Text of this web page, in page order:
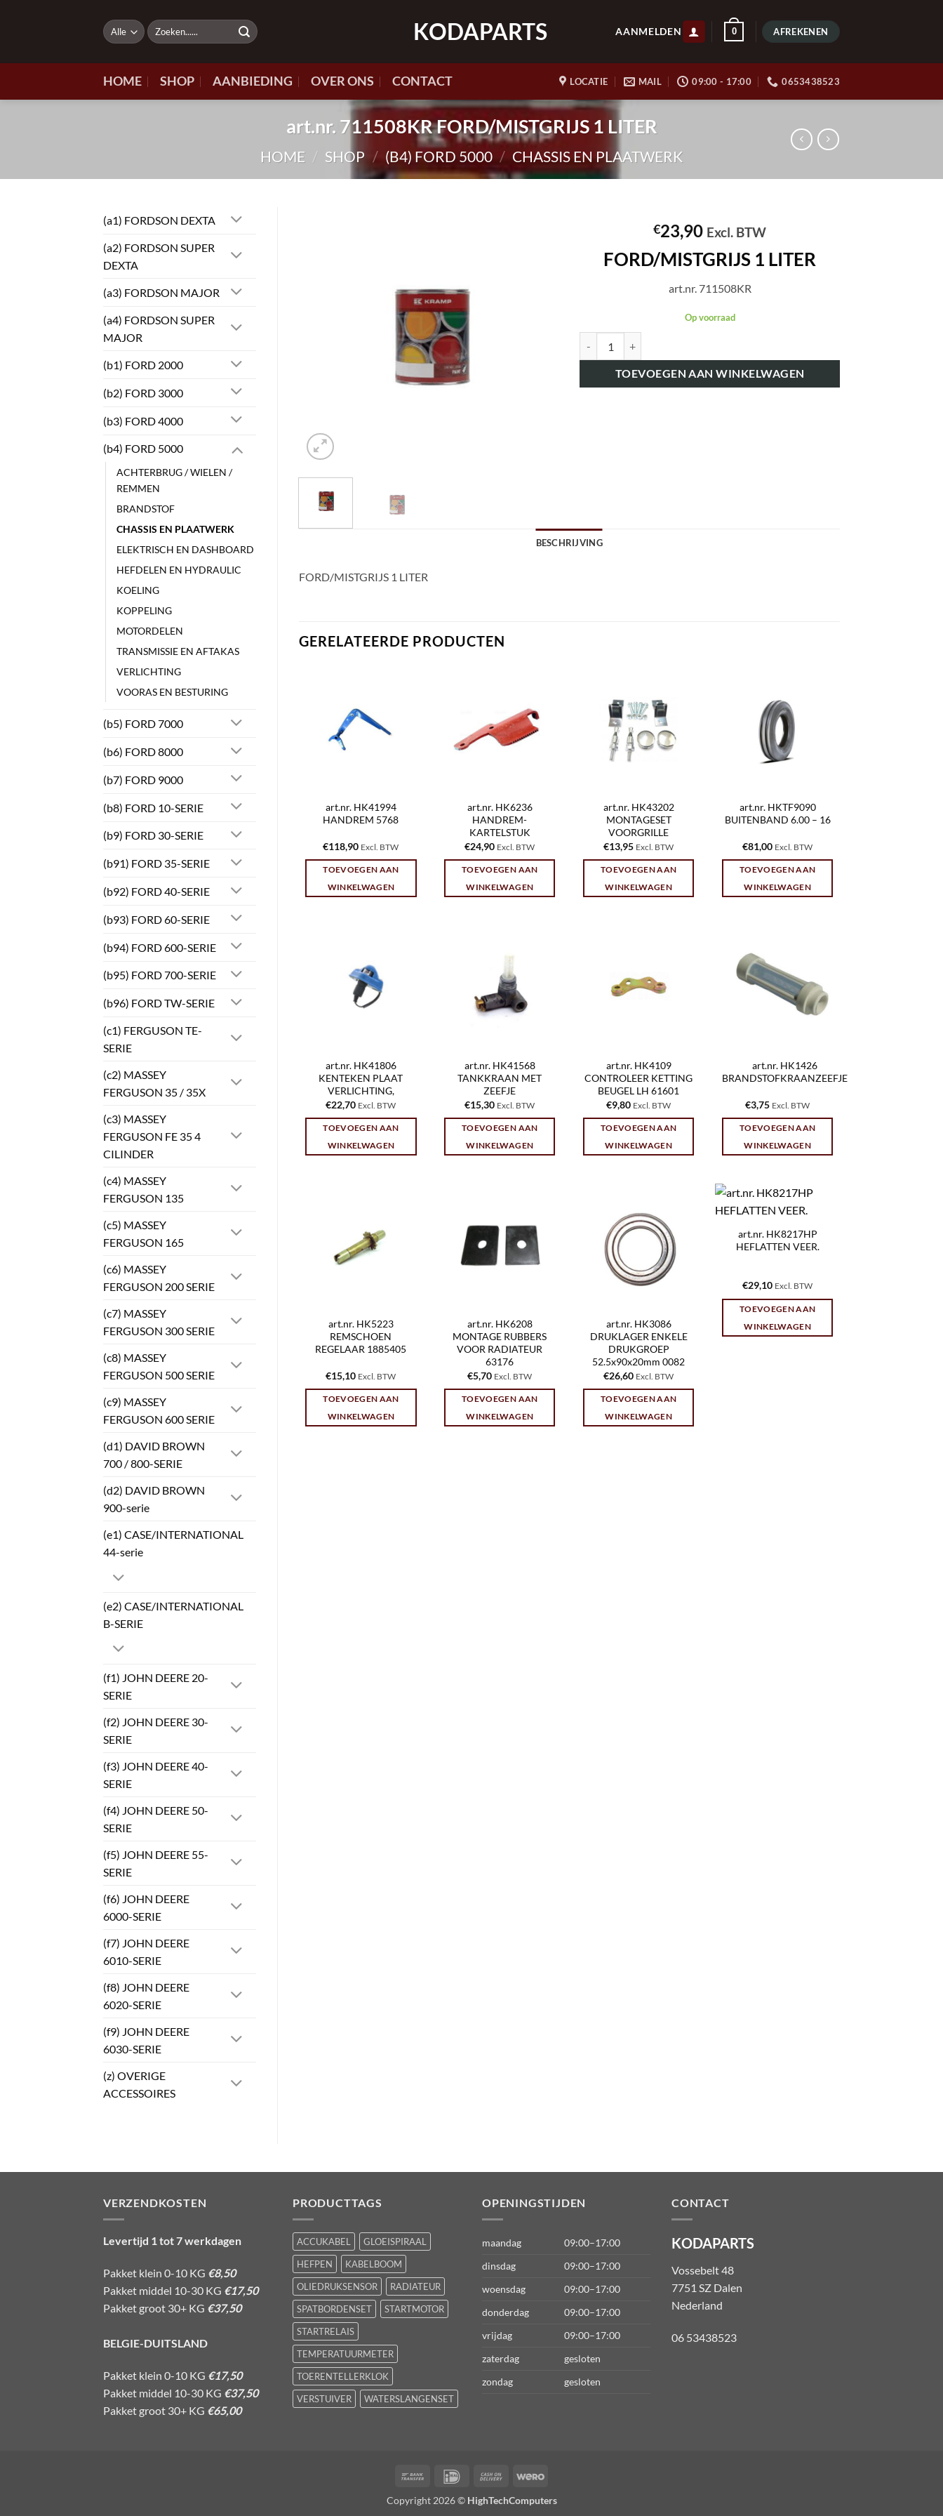
KODAPARTS
Zoeken
naar:
AANMELDEN 0 AFREKENEN
HOME SHOP AANBIEDING OVER ONS CONTACT LOCATIE MAIL 09:00 - 17:00 0653438523
art.nr. 711508KR FORD/MISTGRIJS 1 LITER
HOME / SHOP / (B4) FORD 5000 / CHASSIS EN PLAATWERK
(a1) FORDSON DEXTA
(a2) FORDSON SUPER
DEXTA
(a3) FORDSON MAJOR
(a4) FORDSON SUPER
MAJOR
(b1) FORD 2000
(b2) FORD 3000
(b3) FORD 4000
(b4) FORD 5000
ACHTERBRUG / WIELEN /
REMMEN
BRANDSTOF
CHASSIS EN PLAATWERK
ELEKTRISCH EN DASHBOARD
HEFDELEN EN HYDRAULIC
KOELING
KOPPELING
MOTORDELEN
TRANSMISSIE EN AFTAKAS
VERLICHTING
VOORAS EN BESTURING
(b5) FORD 7000
(b6) FORD 8000
(b7) FORD 9000
(b8) FORD 10-SERIE
(b9) FORD 30-SERIE
(b91) FORD 35-SERIE
(b92) FORD 40-SERIE
(b93) FORD 60-SERIE
(b94) FORD 600-SERIE
(b95) FORD 700-SERIE
(b96) FORD TW-SERIE
(c1) FERGUSON TE-
SERIE
(c2) MASSEY
FERGUSON 35 / 35X
(c3) MASSEY
FERGUSON FE 35 4
CILINDER
(c4) MASSEY
FERGUSON 135
(c5) MASSEY
FERGUSON 165
(c6) MASSEY
FERGUSON 200 SERIE
(c7) MASSEY
FERGUSON 300 SERIE
(c8) MASSEY
FERGUSON 500 SERIE
(c9) MASSEY
FERGUSON 600 SERIE
(d1) DAVID BROWN
700 / 800-SERIE
(d2) DAVID BROWN
900-serie
(e1) CASE/INTERNATIONAL
44-serie
(e2) CASE/INTERNATIONAL
B-SERIE
(f1) JOHN DEERE 20-
SERIE
(f2) JOHN DEERE 30-
SERIE
(f3) JOHN DEERE 40-
SERIE
(f4) JOHN DEERE 50-
SERIE
(f5) JOHN DEERE 55-
SERIE
(f6) JOHN DEERE
6000-SERIE
(f7) JOHN DEERE
6010-SERIE
(f8) JOHN DEERE
6020-SERIE
(f9) JOHN DEERE
6030-SERIE
(z) OVERIGE
ACCESSOIRES
€23,90 Excl. BTW
FORD/MISTGRIJS 1 LITER
art.nr. 711508KR
Op voorraad
TOEVOEGEN AAN WINKELWAGEN
BESCHRIJVING
FORD/MISTGRIJS 1 LITER
GERELATEERDE PRODUCTEN
art.nr. HK41994
HANDREM 5768
€118,90 Excl. BTW
TOEVOEGEN AAN
WINKELWAGEN
art.nr. HK6236
HANDREM-
KARTELSTUK
€24,90 Excl. BTW
TOEVOEGEN AAN
WINKELWAGEN
art.nr. HK43202
MONTAGESET
VOORGRILLE
€13,95 Excl. BTW
TOEVOEGEN AAN
WINKELWAGEN
art.nr. HKTF9090
BUITENBAND 6.00 – 16
€81,00 Excl. BTW
TOEVOEGEN AAN
WINKELWAGEN
art.nr. HK41806
KENTEKEN PLAAT
VERLICHTING,
€22,70 Excl. BTW
TOEVOEGEN AAN
WINKELWAGEN
art.nr. HK41568
TANKKRAAN MET
ZEEFJE
€15,30 Excl. BTW
TOEVOEGEN AAN
WINKELWAGEN
art.nr. HK4109
CONTROLEER KETTING
BEUGEL LH 61601
€9,80 Excl. BTW
TOEVOEGEN AAN
WINKELWAGEN
art.nr. HK1426
BRANDSTOFKRAANZEEFJE
€3,75 Excl. BTW
TOEVOEGEN AAN
WINKELWAGEN
art.nr. HK5223
REMSCHOEN
REGELAAR 1885405
€15,10 Excl. BTW
TOEVOEGEN AAN
WINKELWAGEN
art.nr. HK6208
MONTAGE RUBBERS
VOOR RADIATEUR
63176
€5,70 Excl. BTW
TOEVOEGEN AAN
WINKELWAGEN
art.nr. HK3086
DRUKLAGER ENKELE
DRUKGROEP
52.5x90x20mm 0082
€26,60 Excl. BTW
TOEVOEGEN AAN
WINKELWAGEN
art.nr. HK8217HP
HEFLATTEN VEER.
€29,10 Excl. BTW
TOEVOEGEN AAN
WINKELWAGEN
VERZENDKOSTEN
Levertijd 1 tot 7 werkdagen
Pakket klein 0-10 KG €8,50
Pakket middel 10-30 KG €17,50
Pakket groot 30+ KG €37,50
BELGIE-DUITSLAND
Pakket klein 0-10 KG €17,50
Pakket middel 10-30 KG €37,50
Pakket groot 30+ KG €65,00
PRODUCTTAGS
ACCUKABEL
GLOEISPIRAAL
HEFPEN
KABELBOOM
OLIEDRUKSENSOR
RADIATEUR
SPATBORDENSET
STARTMOTOR
STARTRELAIS
TEMPERATUURMETER
TOERENTELLERKLOK
VERSTUIVER
WATERSLANGENSET
OPENINGSTIJDEN
maandag
09:00–17:00
dinsdag
09:00–17:00
woensdag
09:00–17:00
donderdag
09:00–17:00
vrijdag
09:00–17:00
zaterdag
gesloten
zondag
gesloten
CONTACT
KODAPARTS
Vossebelt 48
7751 SZ Dalen
Nederland
06 53438523
Bank
IDeal
Cash
Delivery
Wero
Copyright 2026 © HighTechComputers